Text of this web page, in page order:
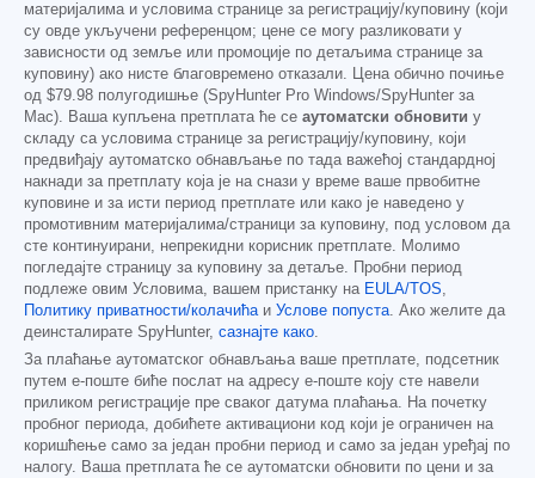
материјалима и условима странице за регистрацију/куповину (који
су овде укључени референцом; цене се могу разликовати у
зависности од земље или промоције по детаљима странице за
куповину) ако нисте благовремено отказали. Цена обично почиње
од $79.98 полугодишње (SpyHunter Pro Windows/SpyHunter за
Mac). Ваша купљена претплата ће се аутоматски обновити у
складу са условима странице за регистрацију/куповину, који
предвиђају аутоматско обнављање по тада важећој стандардној
накнади за претплату која је на снази у време ваше првобитне
куповине и за исти период претплате или како је наведено у
промотивним материјалима/страници за куповину, под условом да
сте континуирани, непрекидни корисник претплате. Молимо
погледајте страницу за куповину за детаље. Пробни период
подлеже овим Условима, вашем пристанку на EULA/TOS,
Политику приватности/колачићаи Услове попуста. Ако желите да
деинсталирате SpyHunter, сазнајте како.
За плаћање аутоматског обнављања ваше претплате, подсетник
путем е-поште биће послат на адресу е-поште коју сте навели
приликом регистрације пре сваког датума плаћања. На почетку
пробног периода, добићете активациони код који је ограничен на
коришћење само за један пробни период и само за један уређај по
налогу. Ваша претплата ће се аутоматски обновити по цени и за